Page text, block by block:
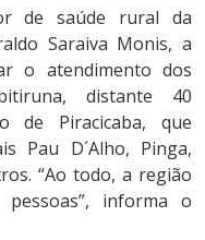
de saúde rural da
Saraiva Monis, a
o atendimento dos
distante 40
de Piracicaba, que
Pau D´Alho, Pinga,
“Ao todo, a região
pessoas”, informa o